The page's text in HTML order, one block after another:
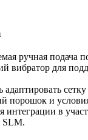
ручная подача
вибратор для
адаптировать
порошок и
интеграции в
SLM.